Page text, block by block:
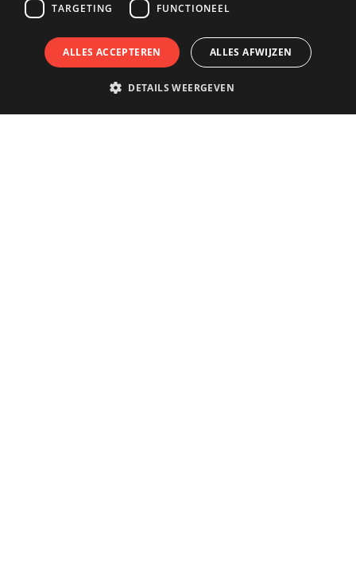
TARGETING FUNCTIONEEL
ALLES ACCEPTEREN ALLES AFWIJZEN
DETAILS WEERGEVEN